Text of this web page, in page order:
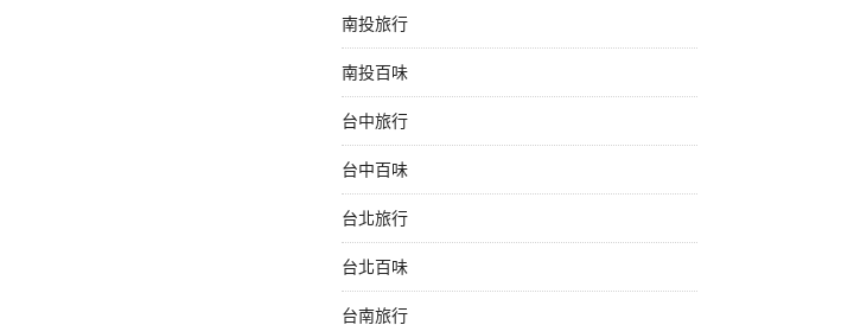
南投旅行
南投百味
台中旅行
台中百味
台北旅行
台北百味
台南旅行